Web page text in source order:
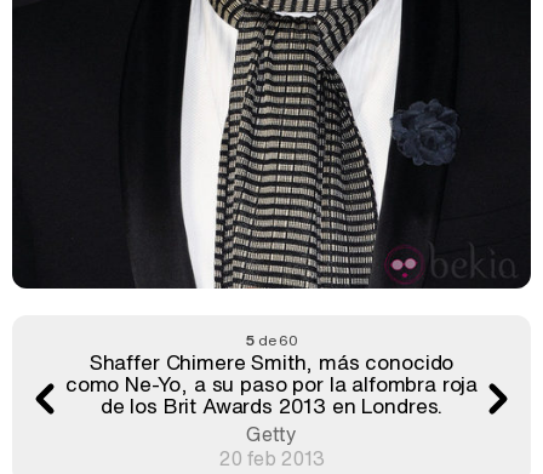
5de 60
Shaffer Chimere Smith, más conocido
como Ne-Yo, a su paso por la alfombra roja
de los Brit Awards 2013 en Londres.
Getty
20 feb 2013